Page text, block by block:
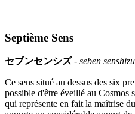
Septième Sens
セブンセンシズ- seben senshizu
Ce sens situé au dessus des six
possible d'être éveillé au Cosmos
qui représente en fait la maîtrise